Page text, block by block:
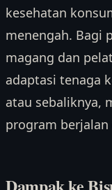
kesehatan
menengah. Bagi
magang dan
adaptasi tenaga
atau sebaliknya,
program